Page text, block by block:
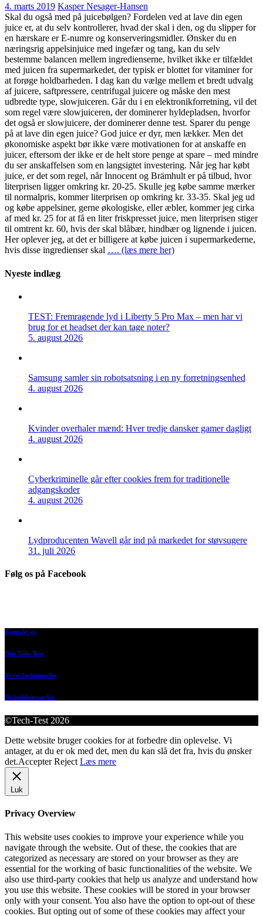
4. marts 2019 Kasper Nesager-Hansen
Skal du også med på juicebølgen? Fordelen ved at lave din egen
juice er, at du selv kontrollerer, hvad der skal i den, og du slipper for
en hærskare er E-numre og konserveringsmidler. Ønsker du en
næringsrig appelsinjuice med ingefær og tang, kan du selv
bestemme balancen mellem ingredienserne, hvilket ikke er tilfældet
med juicen fra supermarkedet, der typisk er blottet for vitaminer for
at forøge holdbarheden. I dag kan du vælge mellem et bredt udvalg
af juicere, saftpressere, centrifugal juicere og måske den mest
udbredte type, slowjuiceren. Går du i en elektronikforretning, vil det
som regel være slowjuiceren, der dominerer hyldepladsen, hvorfor
det også er slowjuicere, der dominerer denne test. Sparer du penge
på at lave din egen juice? God juice er dyr, men lækker. Men det
økonomiske aspekt bør ikke være motivationen for at anskaffe en
juicer, eftersom der ikke er de helt store penge at spare – med mindre
du ser anskaffelsen som en langsigtet investering. Når jeg har købt
juice, er det som regel, når Innocent og Brämhult er på tilbud, hvor
literprisen ligger omkring kr. 20-25. Skulle jeg købe samme mærker
til normalpris, kommer literprisen op omkring kr. 33-35. Skal jeg ud
og købe appelsiner, gerne økologiske, eller æbler, kommer jeg cirka
af med kr. 25 for at få en liter friskpresset juice, men literprisen stiger
til omtrent kr. 60, hvis der skal blåbær, hindbær og lignende i juicen.
Her oplever jeg, at det er billigere at købe juicen i supermarkederne,
hvis disse ingredienser skal …. (læs mere her)
Nyeste indlæg
TEST: Fremragende lyd i Liberty 5 Pro Max – men har vi
brug for et headset der kan tage noter?
5. august 2026
Samsung samler sin robotsatsning i en ny forretningsenhed
4. august 2026
Kvinder overhaler mænd: Hver tredje dansker gamer dagligt
4. august 2026
Cyberkriminelle går efter cookies frem for traditionelle
adgangskoder
4. august 2026
Lydproducenten Wavell går ind på markedet for støvsugere
31. juli 2026
Følg os på Facebook
Kontakt os
Om Tech-Test
Vores bedømmelse
Nyhedsbrevsarkiv
©Tech-Test 2026
Dette website bruger cookies for at forbedre din oplevelse. Vi
antager, at du er ok med det, men du kan slå det fra, hvis du ønsker
det.Accepter Reject Læs mere
Luk
Privacy Overview
This website uses cookies to improve your experience while you
navigate through the website. Out of these, the cookies that are
categorized as necessary are stored on your browser as they are
essential for the working of basic functionalities of the website. We
also use third-party cookies that help us analyze and understand how
you use this website. These cookies will be stored in your browser
only with your consent. You also have the option to opt-out of these
cookies. But opting out of some of these cookies may affect your